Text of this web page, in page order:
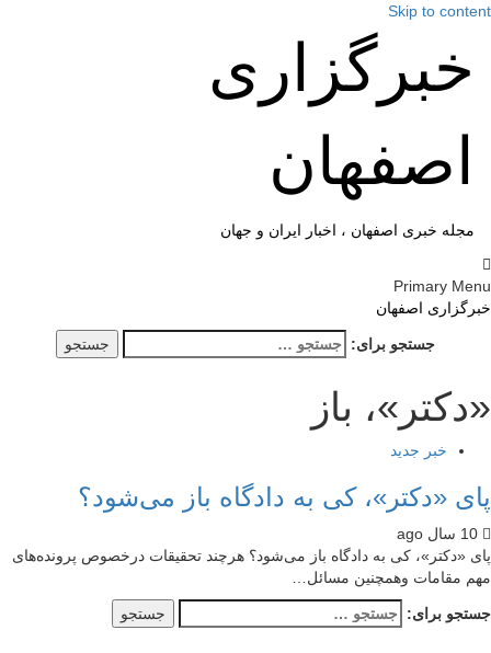
Skip to
خبرگزاری
اصفهان
مجله خبری اصفهان ، اخبار ایران و جهان
Primary
اصفهان
جستجو برای:
باز
خبر جدید
«دكتر»، کی به دادگاه باز می‌شود؟
«دكتر»، کی به دادگاه باز می‌شود؟ هرچند تحقیقات درخصوص پرونده‌های
مقامات وهمچنین مسائل…
برای: